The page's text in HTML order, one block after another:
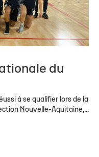
du
à se qualifier lors de la
Nouvelle-Aquitaine,...